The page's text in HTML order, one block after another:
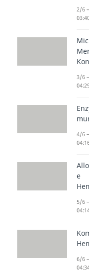
ihren
Wie
2/6
3/6
4/6
e
5/6
6/6